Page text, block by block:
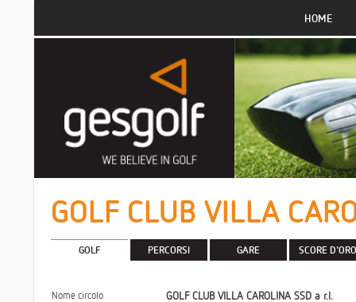
HOME
GOLF CLUB VILLA
GOLF PERCORSI GARE SCORE D'ORO
Nome circolo GOLF CLUB VILLA CAROLINA SSD a r.l.